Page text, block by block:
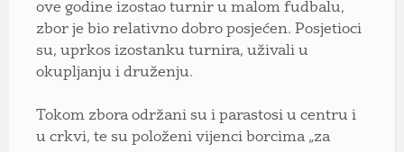
ove godine izostao turnir u malom fudbalu,
zbor je bio relativno dobro posjećen. Posjetioci
su, uprkos izostanku turnira, uživali u
okupljanju i druženju.
Tokom zbora održani su i parastosi u centru i
u crkvi, te su položeni vijenci borcima „za